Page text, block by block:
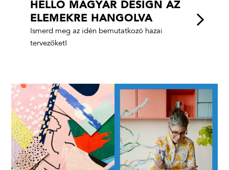
HELLO MAGYAR DESIGN AZ
ELEMEKRE HANGOLVA
Ismerd meg az idén bemutatkozó hazai
tervezőket!